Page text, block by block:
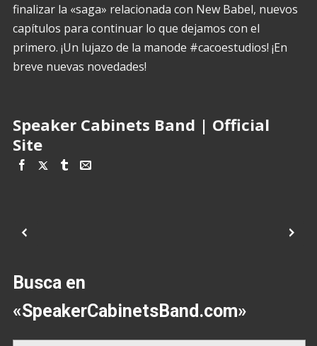
finalizar la «saga» relacionada con New Babel, nuevos
capítulos para continuar lo que dejamos con el
primero. ¡Un lujazo de la manode #cacoestudios! ¡En
breve nuevas novedades!
Speaker Cabinets Band | Official
Site
Busca en
«SpeakerCabinetsBand.com»